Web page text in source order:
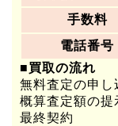
手数料
電話番号
■買取の流れ
無料査定の申し
概算査定額の提
最終契約